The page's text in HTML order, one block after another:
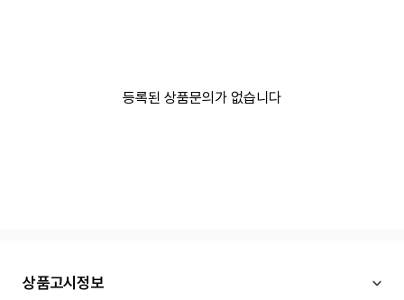
등록된 상품문의가 없습니다
상품고시정보